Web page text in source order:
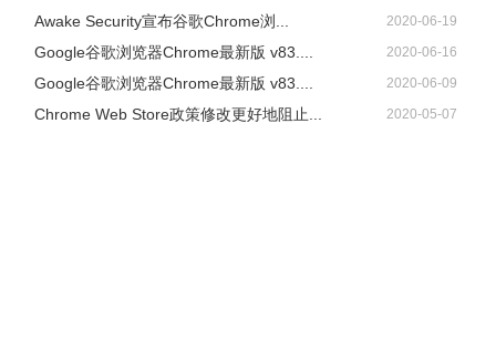
Awake Security宣布谷歌Chrome浏... 2020-06-19
Google谷歌浏览器Chrome最新版 v83.... 2020-06-16
Google谷歌浏览器Chrome最新版 v83.... 2020-06-09
Chrome Web Store政策修改更好地阻止... 2020-05-07